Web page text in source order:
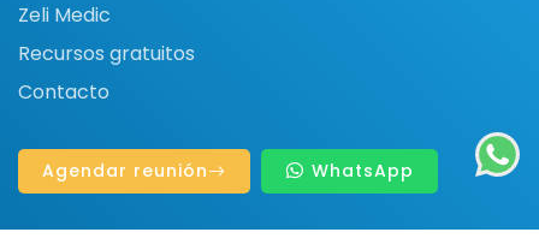
Zeli Medic
Recursos gratuitos
Contacto
Agendar reunión WhatsApp